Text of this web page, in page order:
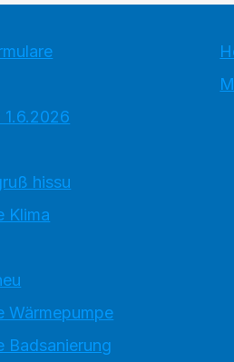
hissu
Klima
Wärmepumpe
Badsanierung